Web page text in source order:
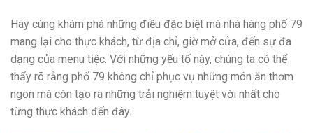
Hãy cùng khám phá những điều đặc biệt mà nhà hàng phố 79
mang lại cho thực khách, từ địa chỉ, giờ mở cửa, đến sự đa
dạng của menu tiệc. Với những yếu tố này, chúng ta có thể
thấy rõ rằng phố 79 không chỉ phục vụ những món ăn thơm
ngon mà còn tạo ra những trải nghiệm tuyệt vời nhất cho
từng thực khách đến đây.